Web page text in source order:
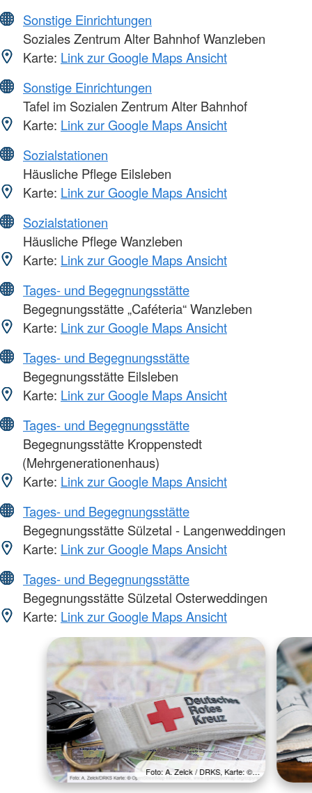
Sonstige Einrichtungen
Soziales Zentrum Alter Bahnhof Wanzleben
Karte: Link zur Google Maps Ansicht
Sonstige Einrichtungen
Tafel im Sozialen Zentrum Alter Bahnhof
Karte: Link zur Google Maps Ansicht
Sozialstationen
Häusliche Pflege Eilsleben
Karte: Link zur Google Maps Ansicht
Sozialstationen
Häusliche Pflege Wanzleben
Karte: Link zur Google Maps Ansicht
Tages- und Begegnungsstätte
Begegnungsstätte „Caféteria“ Wanzleben
Karte: Link zur Google Maps Ansicht
Tages- und Begegnungsstätte
Begegnungsstätte Eilsleben
Karte: Link zur Google Maps Ansicht
Tages- und Begegnungsstätte
Begegnungsstätte Kroppenstedt
(Mehrgenerationenhaus)
Karte: Link zur Google Maps Ansicht
Tages- und Begegnungsstätte
Begegnungsstätte Sülzetal - Langenweddingen
Karte: Link zur Google Maps Ansicht
Tages- und Begegnungsstätte
Begegnungsstätte Sülzetal Osterweddingen
Karte: Link zur Google Maps Ansicht
Foto: A. Zelck / DRKS, Karte: ©…